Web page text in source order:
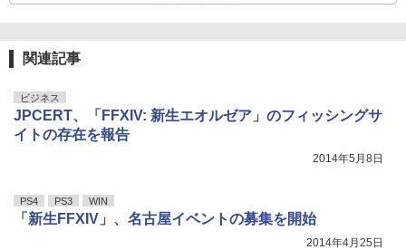
関連記事
ビジネス
JPCERT、「FFXIV: 新生エオルゼア」のフィッシングサ
イトの存在を報告
2014年5月8日
PS4 PS3 WIN
「新生FFXIV」、名古屋イベントの募集を開始
2014年4月25日